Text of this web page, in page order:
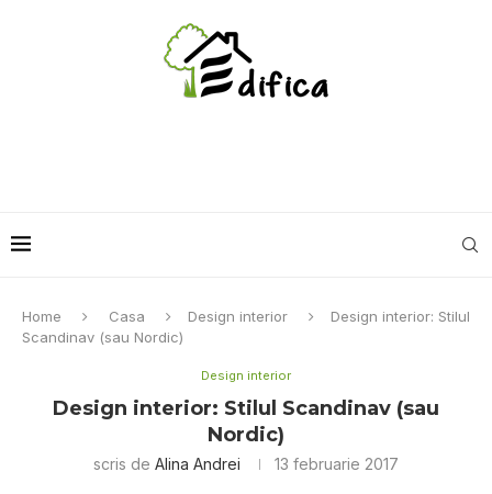
Home Casa Design interior
Design interior: Stilul
Scandinav (sau Nordic)
Design interior
Design interior: Stilul Scandinav (sau
Nordic)
scris de Alina Andrei 13 februarie 2017